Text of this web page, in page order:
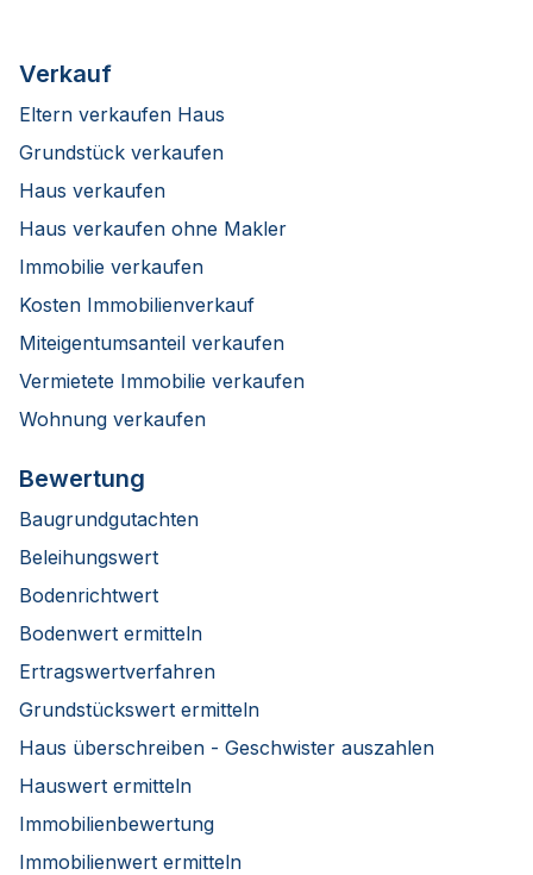
Verkauf
Eltern verkaufen Haus
Grundstück verkaufen
Haus verkaufen
Haus verkaufen ohne Makler
Immobilie verkaufen
Kosten Immobilienverkauf
Miteigentumsanteil verkaufen
Vermietete Immobilie verkaufen
Wohnung verkaufen
Bewertung
Baugrundgutachten
Beleihungswert
Bodenrichtwert
Bodenwert ermitteln
Ertragswertverfahren
Grundstückswert ermitteln
Haus überschreiben - Geschwister auszahlen
Hauswert ermitteln
Immobilienbewertung
Immobilienwert ermitteln